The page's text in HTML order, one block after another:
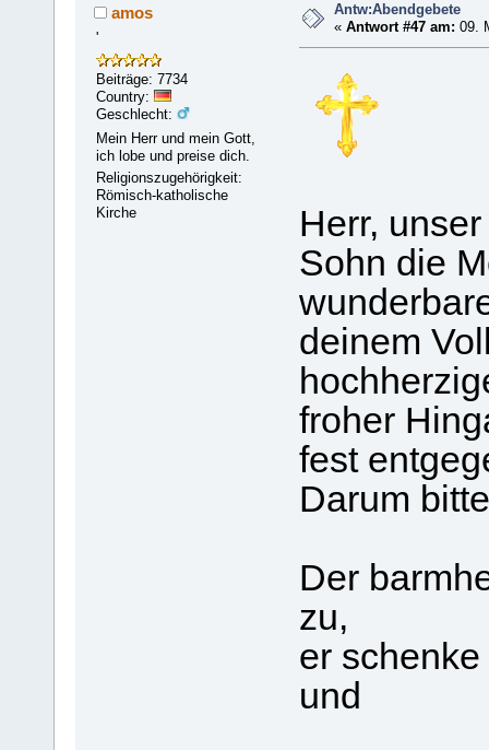
amos
'
Beiträge: 7734
Country:
Geschlecht:
Mein Herr und mein Gott,
ich lobe und preise dich.
Religionszugehörigkeit:
Römisch-katholische
Kirche
Antw:Abendgebete
«Antwort #47 am: 09.
Herr,
Sohn die
deinem
froher
fest
Darum
Der
zu,
er
und